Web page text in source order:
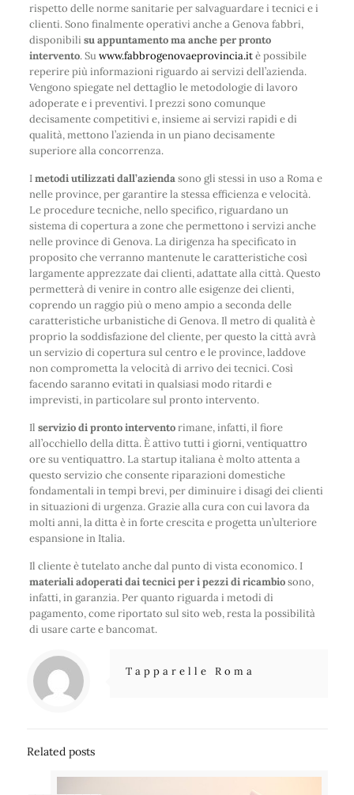
rispetto delle norme sanitarie per salvaguardare i tecnici e i
clienti. Sono finalmente operativi anche a Genova fabbri,
disponibilisu appuntamento ma anche per pronto
intervento. Suwww.fabbrogenovaeprovincia.itè possibile
reperire più informazioni riguardo ai servizi dell’azienda.
Vengono spiegate nel dettaglio le metodologie di lavoro
adoperate e i preventivi. I prezzi sono comunque
decisamente competitivi e, insieme ai servizi rapidi e di
qualità, mettono l’azienda in un piano decisamente
superiore alla concorrenza.
Imetodi utilizzati dall’aziendasono gli stessi in uso a Roma e
nelle province, per garantire la stessa efficienza e velocità.
Le procedure tecniche, nello specifico, riguardano un
sistema di copertura a zone che permettono i servizi anche
nelle province di Genova. La dirigenza ha specificato in
proposito che verranno mantenute le caratteristiche così
largamente apprezzate dai clienti, adattate alla città. Questo
permetterà di venire in contro alle esigenze dei clienti,
coprendo un raggio più o meno ampio a seconda delle
caratteristiche urbanistiche di Genova. Il metro di qualità è
proprio la soddisfazione del cliente, per questo la città avrà
un servizio di copertura sul centro e le province, laddove
non comprometta la velocità di arrivo dei tecnici. Così
facendo saranno evitati in qualsiasi modo ritardi e
imprevisti, in particolare sul pronto intervento.
Ilservizio di pronto interventorimane, infatti, il fiore
all’occhiello della ditta. È attivo tutti i giorni, ventiquattro
ore su ventiquattro. La startup italiana è molto attenta a
questo servizio che consente riparazioni domestiche
fondamentali in tempi brevi, per diminuire i disagi dei clienti
in situazioni di urgenza. Grazie alla cura con cui lavora da
molti anni, la ditta è in forte crescita e progetta un’ulteriore
espansione in Italia.
Il cliente è tutelato anche dal punto di vista economico. I
materiali adoperati dai tecnici per i pezzi di ricambiosono,
infatti, in garanzia. Per quanto riguarda i metodi di
pagamento, come riportato sul sito web, resta la possibilità
di usare carte e bancomat.
Tapparelle Roma
Related posts